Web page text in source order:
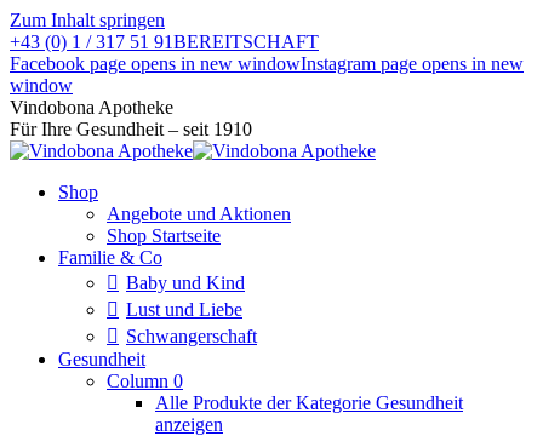
Zum Inhalt springen
+43 (0) 1 / 317 51 91BEREITSCHAFT
Facebook page opens in new windowInstagram page opens in new
window
Vindobona Apotheke
Für Ihre Gesundheit – seit 1910
Shop
Angebote und Aktionen
Shop Startseite
Familie & Co
Baby und Kind
Lust und Liebe
Schwangerschaft
Gesundheit
Column 0
Alle Produkte der Kategorie Gesundheit
anzeigen